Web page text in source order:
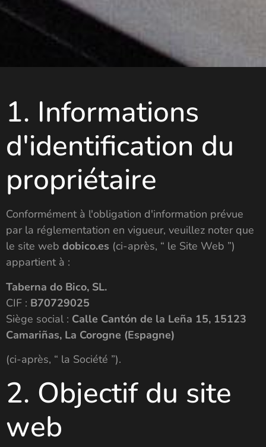
1. Informations
d'identification du
propriétaire
Conformément à l'obligation d'information prévue
par la réglementation en vigueur, veuillez noter que
le site web dobico.es (ci-après, “ le Site Web ”)
appartient à :
Taberna do Bico, SL.
CIF : B70729025
Siège social : Calle Cantón de la Leña 15, 15123
Camariñas, La Corogne (Espagne)
(ci-après, “ la Société ”).
2. Objectif du site
web